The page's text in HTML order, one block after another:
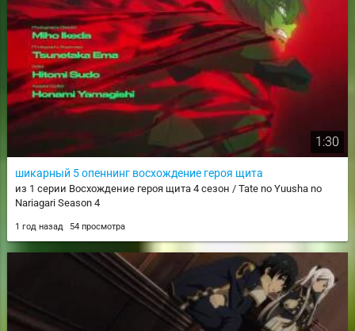
1:30
шикарный 5 опеннинг восхождение героя щита
из 1 серии Восхождение героя щита 4 сезон / Tate no Yuusha no
Nariagari Season 4
1 год назад 54 просмотра